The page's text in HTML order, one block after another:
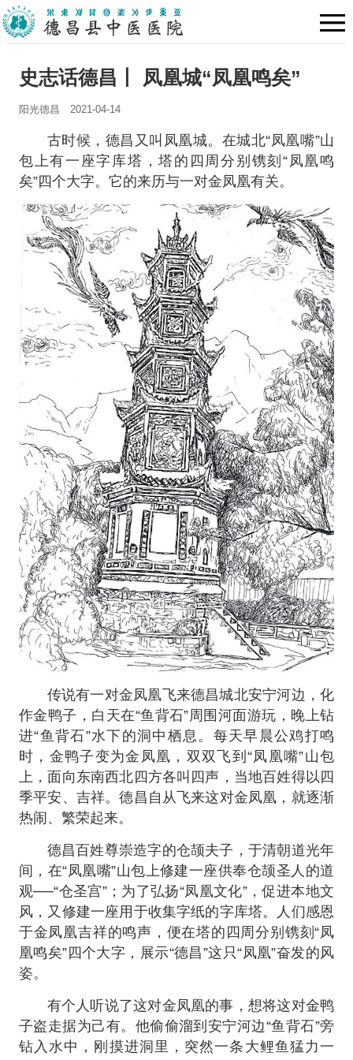
史志话德昌丨 凤凰城“凤凰鸣矣”
阳光德昌 2021-04-14
古时候，德昌又叫凤凰城。在城北“凤凰嘴”山
包上有一座字库塔，塔的四周分别镌刻“凤凰鸣
矣”四个大字。它的来历与一对金凤凰有关。
传说有一对金凤凰飞来德昌城北安宁河边，化
作金鸭子，白天在“鱼背石”周围河面游玩，晚上钻
进“鱼背石”水下的洞中栖息。每天早晨公鸡打鸣
时，金鸭子变为金凤凰，双双飞到“凤凰嘴”山包
上，面向东南西北四方各叫四声，当地百姓得以四
季平安、吉祥。德昌自从飞来这对金凤凰，就逐渐
热闹、繁荣起来。
德昌百姓尊崇造字的仓颉夫子，于清朝道光年
间，在“凤凰嘴”山包上修建一座供奉仓颉圣人的道
观──“仓圣宫”；为了弘扬“凤凰文化”，促进本地文
风，又修建一座用于收集字纸的字库塔。人们感恩
于金凤凰吉祥的鸣声，便在塔的四周分别镌刻“凤
凰鸣矣”四个大字，展示“德昌”这只“凤凰”奋发的风
姿。
有个人听说了这对金凤凰的事，想将这对金鸭
子盗走据为己有。他偷偷溜到安宁河边“鱼背石”旁
钻入水中，刚摸进洞里，突然一条大鲤鱼猛力一